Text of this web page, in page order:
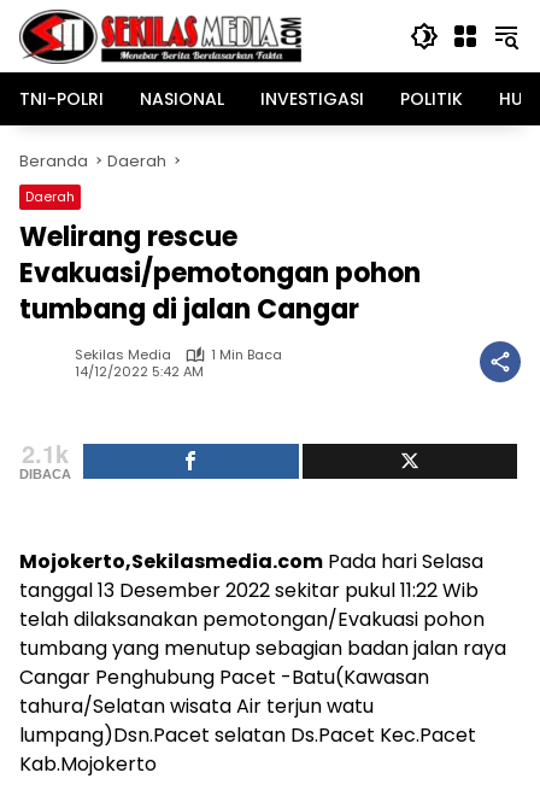
Langsung
konten
TNI-POLRI
NASIONAL INVESTIGASI POLITIK
Beranda Daerah
Daerah
Welirang rescue
Evakuasi/pemotongan pohon
tumbang di jalan Cangar
Sekilas Media
1 Min Baca
14/12/2022 5:42 AM
2.1k
DIBACA
Mojokerto,Sekilasmedia.com Pada hari Selasa
tanggal 13 Desember 2022 sekitar pukul 11:22 Wib
telah dilaksanakan pemotongan/Evakuasi pohon
tumbang yang menutup sebagian badan jalan raya
Cangar Penghubung Pacet -Batu(Kawasan
tahura/Selatan wisata Air terjun watu
lumpang)Dsn.Pacet selatan Ds.Pacet Kec.Pacet
Kab.Mojokerto